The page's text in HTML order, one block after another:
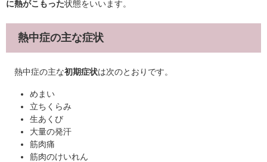
に熱がこもった状態をいいます。
熱中症の主な症状
熱中症の主な初期症状は次のとおりです。
めまい
立ちくらみ
生あくび
大量の発汗
筋肉痛
筋肉のけいれん